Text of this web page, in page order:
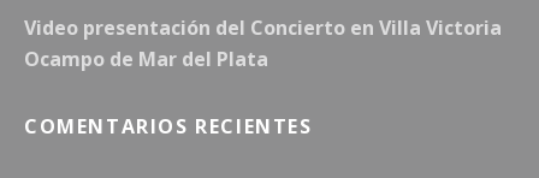
Video presentación del Concierto en Villa Victoria
Ocampo de Mar del Plata
COMENTARIOS RECIENTES